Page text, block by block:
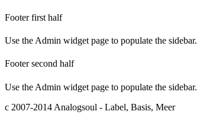
Footer first half
Use the Admin widget page to populate the sidebar.
Footer second half
Use the Admin widget page to populate the sidebar.
c 2007-2014 Analogsoul - Label, Basis, Meer